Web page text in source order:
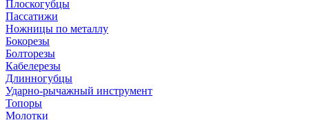
Плоскогубцы
Пассатижи
Ножницы по металлу
Бокорезы
Болторезы
Кабелерезы
Длинногубцы
Ударно-рычажный инструмент
Топоры
Молотки